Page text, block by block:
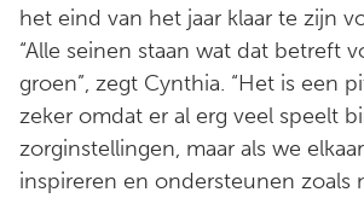
het eind van het jaar klaar te zijn
“Alle seinen staan wat dat betreft
groen”, zegt Cynthia. “Het is een
zeker omdat er al erg veel speelt
zorginstellingen, maar als we
inspireren en ondersteunen zoals